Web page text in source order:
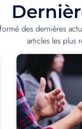
des dernières
articles les plus